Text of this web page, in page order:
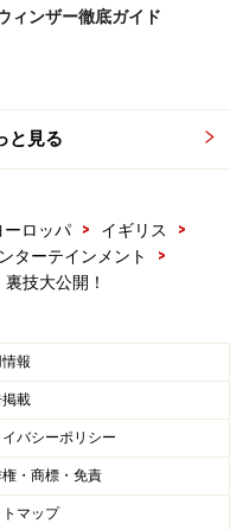
ィンザー徹底ガイド
と見る
ーロッパ > イギリス
>
ターテインメント
>
技大公開！
報
掲載
イバシーポリシー
・商標・免責
マップ